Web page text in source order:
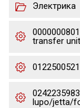
Электрика
transfer
lupo/jetta/